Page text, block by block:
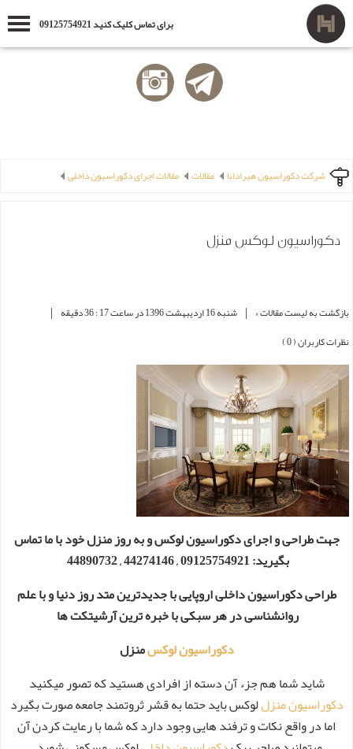
برای تماس کلیک کنید 09125754921
شرکت دکوراسیون هیرادانا مقالات مقالات اجرای دکوراسیون داخلی
دکوراسیون لوکس منزل
بازگشت به لیست مقالات » | شنبه 16 ارديبهشت 1396 در ساعت 17 : 36 دقیقه |
نظرات کاربران ( 0 )
جهت طراحی و اجرای دکوراسیون لوکس و به روز منزل خود با ما تماس
بگیرید: 09125754921 , 44274146 , 44890732
طراحی دکوراسیون داخلی اروپایی با جدیدترین متد روز دنیا و با علم
روانشناسی در هر سبکی با خبره ترین آرشیتکت ها
دکوراسیون لوکسمنزل
شاید شما هم جزء آن دسته از افرادی هستید که تصور میکنید
دکوراسیون منزللوکس باید حتما به قشر ثروتمند جامعه صورت بگیرد
اما در واقع نکات و ترفند هایی وجود دارد که شما با رعایت کردن آن